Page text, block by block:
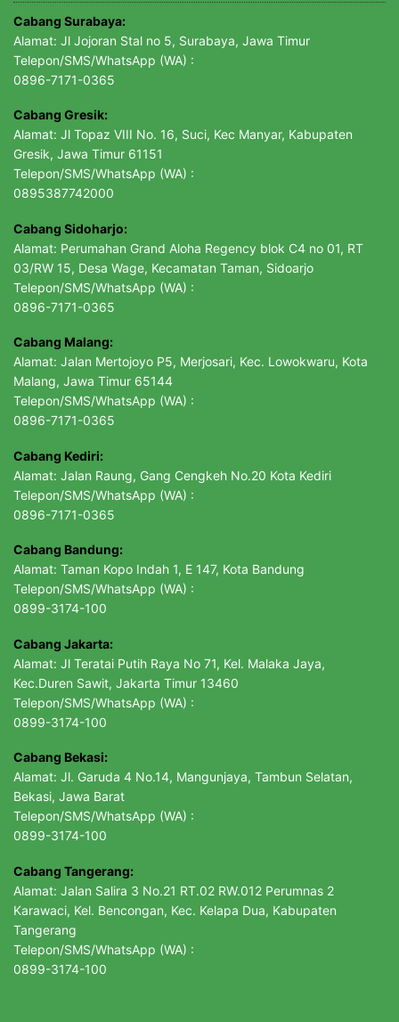
Cabang Surabaya:
Alamat: Jl Jojoran Stal no 5, Surabaya, Jawa Timur
Telepon/SMS/WhatsApp (WA) :
0896-7171-0365
Cabang Gresik:
Alamat: Jl Topaz VIII No. 16, Suci, Kec Manyar, Kabupaten
Gresik, Jawa Timur 61151
Telepon/SMS/WhatsApp (WA) :
0895387742000
Cabang Sidoharjo:
Alamat: Perumahan Grand Aloha Regency blok C4 no 01, RT
03/RW 15, Desa Wage, Kecamatan Taman, Sidoarjo
Telepon/SMS/WhatsApp (WA) :
0896-7171-0365
Cabang Malang:
Alamat: Jalan Mertojoyo P5, Merjosari, Kec. Lowokwaru, Kota
Malang, Jawa Timur 65144
Telepon/SMS/WhatsApp (WA) :
0896-7171-0365
Cabang Kediri:
Alamat: Jalan Raung, Gang Cengkeh No.20 Kota Kediri
Telepon/SMS/WhatsApp (WA) :
0896-7171-0365
Cabang Bandung:
Alamat: Taman Kopo Indah 1, E 147, Kota Bandung
Telepon/SMS/WhatsApp (WA) :
0899-3174-100
Cabang Jakarta:
Alamat: Jl Teratai Putih Raya No 71, Kel. Malaka Jaya,
Kec.Duren Sawit, Jakarta Timur 13460
Telepon/SMS/WhatsApp (WA) :
0899-3174-100
Cabang Bekasi:
Alamat: Jl. Garuda 4 No.14, Mangunjaya, Tambun Selatan,
Bekasi, Jawa Barat
Telepon/SMS/WhatsApp (WA) :
0899-3174-100
Cabang Tangerang:
Alamat: Jalan Salira 3 No.21 RT.02 RW.012 Perumnas 2
Karawaci, Kel. Bencongan, Kec. Kelapa Dua, Kabupaten
Tangerang
Telepon/SMS/WhatsApp (WA) :
0899-3174-100